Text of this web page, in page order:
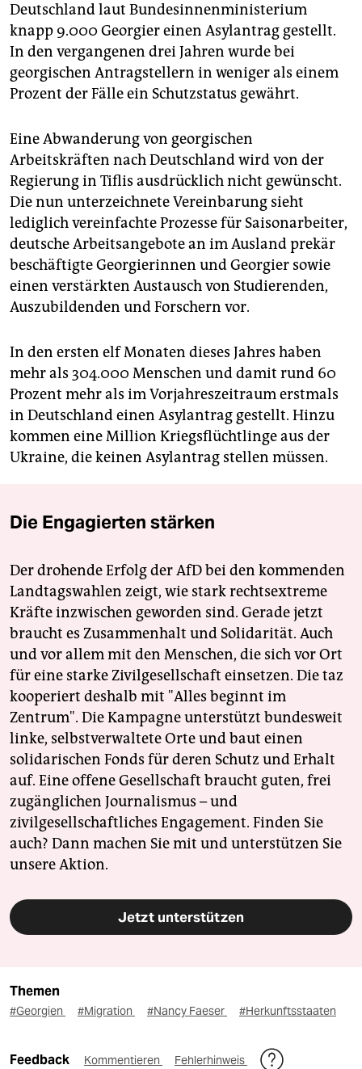
Deutschland laut Bundesinnenministerium
knapp 9.000 Georgier einen Asylantrag gestellt.
In den vergangenen drei Jahren wurde bei
georgischen Antragstellern in weniger als einem
Prozent der Fälle ein Schutzstatus gewährt.
Eine Abwanderung von georgischen
Arbeitskräften nach Deutschland wird von der
Regierung in Tiflis ausdrücklich nicht gewünscht.
Die nun unterzeichnete Vereinbarung sieht
lediglich vereinfachte Prozesse für Saisonarbeiter,
deutsche Arbeitsangebote an im Ausland prekär
beschäftigte Georgierinnen und Georgier sowie
einen verstärkten Austausch von Studierenden,
Auszubildenden und Forschern vor.
In den ersten elf Monaten dieses Jahres haben
mehr als 304.000 Menschen und damit rund 60
Prozent mehr als im Vorjahreszeitraum erstmals
in Deutschland einen Asylantrag gestellt. Hinzu
kommen eine Million Kriegsflüchtlinge aus der
Ukraine, die keinen Asylantrag stellen müssen.
Die Engagierten stärken
Der drohende Erfolg der AfD bei den kommenden
Landtagswahlen zeigt, wie stark rechtsextreme
Kräfte inzwischen geworden sind. Gerade jetzt
braucht es Zusammenhalt und Solidarität. Auch
und vor allem mit den Menschen, die sich vor Ort
für eine starke Zivilgesellschaft einsetzen. Die taz
kooperiert deshalb mit "Alles beginnt im
Zentrum". Die Kampagne unterstützt bundesweit
linke, selbstverwaltete Orte und baut einen
solidarischen Fonds für deren Schutz und Erhalt
auf. Eine offene Gesellschaft braucht guten, frei
zugänglichen Journalismus – und
zivilgesellschaftliches Engagement. Finden Sie
auch? Dann machen Sie mit und unterstützen Sie
unsere Aktion.
Jetzt unterstützen
Themen
#Georgien #Migration #Nancy Faeser #Herkunftsstaaten
Feedback Kommentieren Fehlerhinweis